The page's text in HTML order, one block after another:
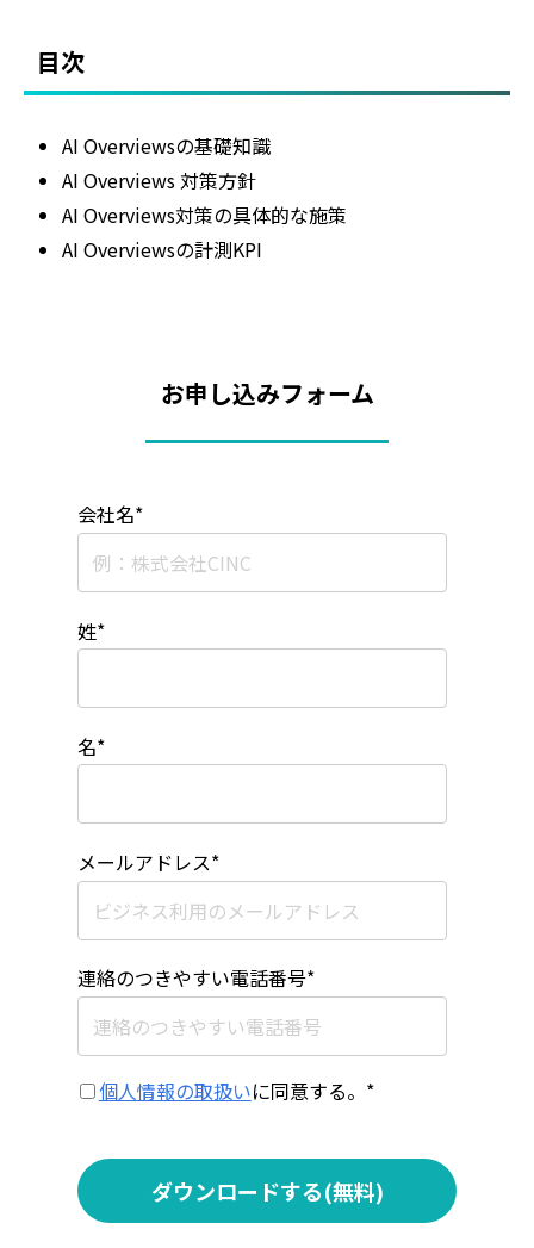
目次
AI Overviewsの基礎知識
AI Overviews 対策方針
AI Overviews対策の具体的な施策
AI Overviewsの計測KPI
お申し込みフォーム
会社名*
姓*
名*
メールアドレス*
連絡のつきやすい電話番号*
個人情報の取扱いに同意する。 *